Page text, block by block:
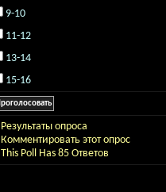
9-10
11-12
13-14
15-16
Результаты опроса
Комментировать этот опрос
This Poll Has 85 Ответов